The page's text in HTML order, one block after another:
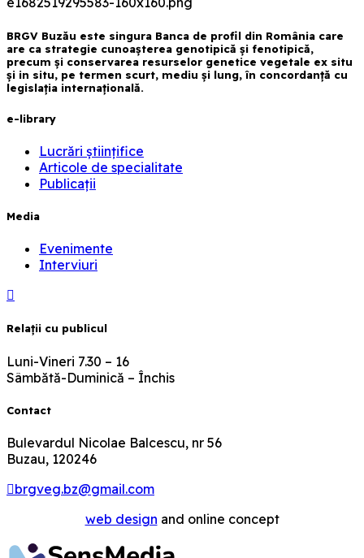
BRGV Buzău este singura Banca de profil din România care
are ca strategie cunoașterea genotipică și fenotipică,
precum și conservarea resurselor genetice vegetale ex situ
și in situ, pe termen scurt, mediu și lung, în concordanță cu
legislația internațională.
e-library
Lucrări științifice
Articole de specialitate
Publicații
Media
Evenimente
Interviuri
Relaţii cu publicul
Luni-Vineri 7.30 – 16
Sâmbătă-Duminică – Închis
Contact
Bulevardul Nicolae Balcescu, nr 56
Buzau, 120246
brgveg.bz@gmail.com
web design and online concept